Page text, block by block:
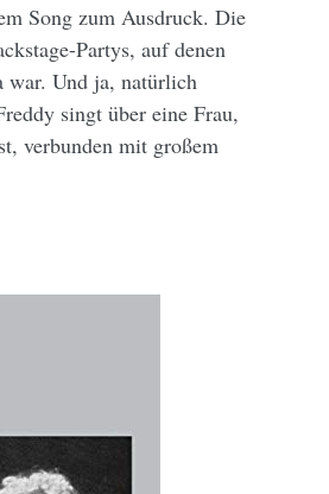
Song zum Ausdruck. Die
Partys, auf denen
war. Und ja, natürlich
singt über eine Frau,
verbunden mit großem